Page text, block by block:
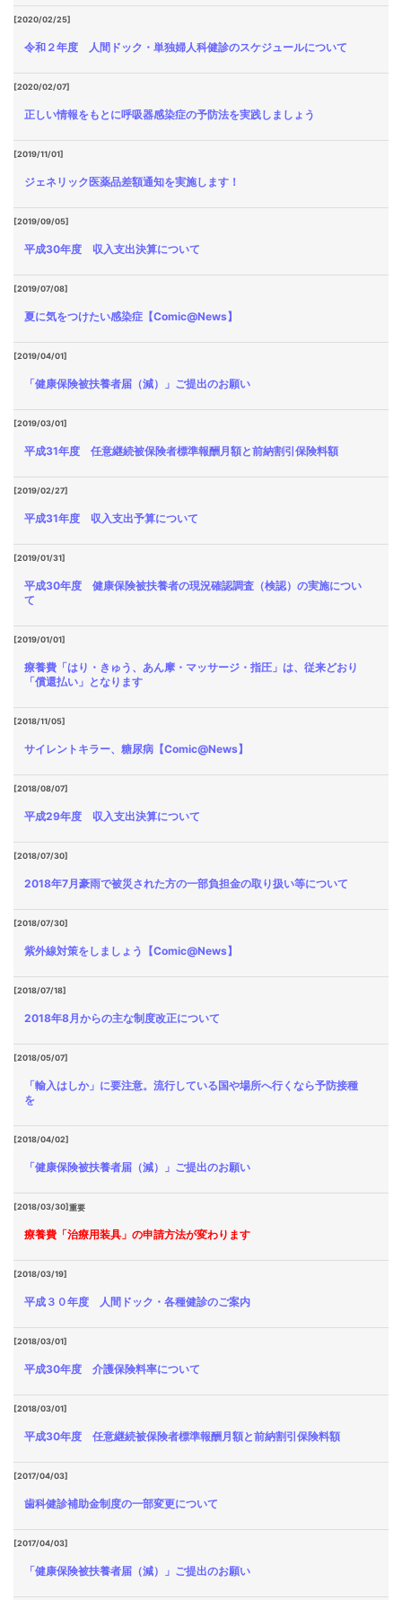
[2020/02/25]
令和２年度 人間ドック・単独婦人科健診のスケジュールについて
[2020/02/07]
正しい情報をもとに呼吸器感染症の予防法を実践しましょう
[2019/11/01]
ジェネリック医薬品差額通知を実施します！
[2019/09/05]
平成30年度 収入支出決算について
[2019/07/08]
夏に気をつけたい感染症【Comic@News】
[2019/04/01]
「健康保険被扶養者届（減）」ご提出のお願い
[2019/03/01]
平成31年度 任意継続被保険者標準報酬月額と前納割引保険料額
[2019/02/27]
平成31年度 収入支出予算について
[2019/01/31]
平成30年度 健康保険被扶養者の現況確認調査（検認）の実施につい
て
[2019/01/01]
療養費「はり・きゅう、あん摩・マッサージ・指圧」は、従来どおり
「償還払い」となります
[2018/11/05]
サイレントキラー、糖尿病【Comic@News】
[2018/08/07]
平成29年度 収入支出決算について
[2018/07/30]
2018年7月豪雨で被災された方の一部負担金の取り扱い等について
[2018/07/30]
紫外線対策をしましょう【Comic@News】
[2018/07/18]
2018年8月からの主な制度改正について
[2018/05/07]
「輸入はしか」に要注意。流行している国や場所へ行くなら予防接種
を
[2018/04/02]
「健康保険被扶養者届（減）」ご提出のお願い
[2018/03/30]重要
療養費「治療用装具」の申請方法が変わります
[2018/03/19]
平成３０年度 人間ドック・各種健診のご案内
[2018/03/01]
平成30年度 介護保険料率について
[2018/03/01]
平成30年度 任意継続被保険者標準報酬月額と前納割引保険料額
[2017/04/03]
歯科健診補助金制度の一部変更について
[2017/04/03]
「健康保険被扶養者届（減）」ご提出のお願い